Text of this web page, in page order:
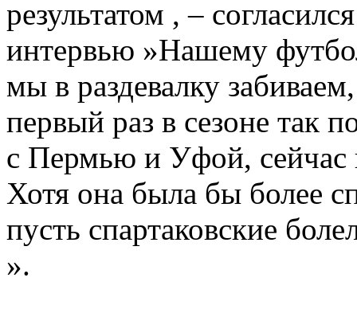
результатом , –
интервью »Нашему
мы в раздевалку
первый раз в сезоне так
с Пермью и Уфой, сейчас
Хотя она была бы более
пусть спартаковские
».